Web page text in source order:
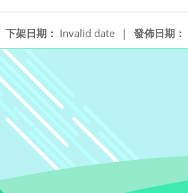
發佈日期：
下架日期： Invalid date |